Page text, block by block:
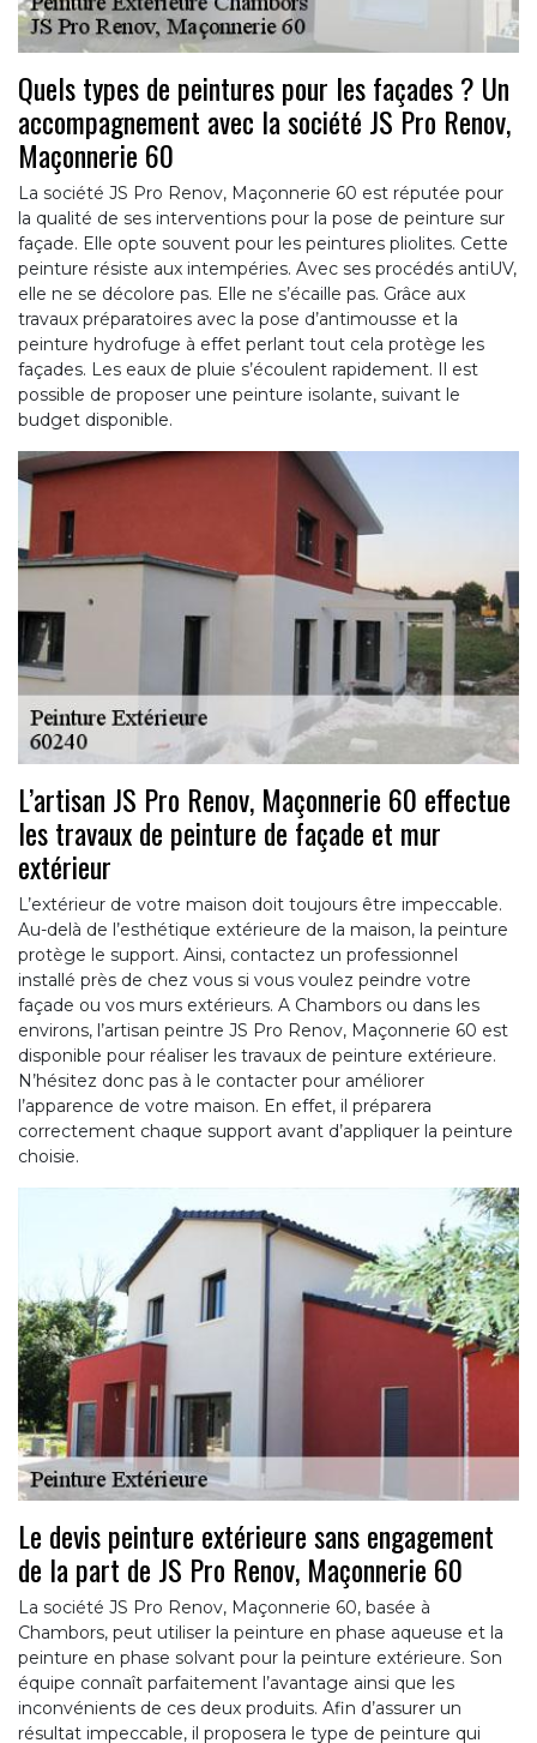
Quels types de peintures pour les façades ? Un
accompagnement avec la société JS Pro Renov,
Maçonnerie 60
La société JS Pro Renov, Maçonnerie 60 est réputée pour
la qualité de ses interventions pour la pose de peinture sur
façade. Elle opte souvent pour les peintures pliolites. Cette
peinture résiste aux intempéries. Avec ses procédés antiUV,
elle ne se décolore pas. Elle ne s’écaille pas. Grâce aux
travaux préparatoires avec la pose d’antimousse et la
peinture hydrofuge à effet perlant tout cela protège les
façades. Les eaux de pluie s’écoulent rapidement. Il est
possible de proposer une peinture isolante, suivant le
budget disponible.
L’artisan JS Pro Renov, Maçonnerie 60 effectue
les travaux de peinture de façade et mur
extérieur
L’extérieur de votre maison doit toujours être impeccable.
Au-delà de l’esthétique extérieure de la maison, la peinture
protège le support. Ainsi, contactez un professionnel
installé près de chez vous si vous voulez peindre votre
façade ou vos murs extérieurs. A Chambors ou dans les
environs, l’artisan peintre JS Pro Renov, Maçonnerie 60 est
disponible pour réaliser les travaux de peinture extérieure.
N’hésitez donc pas à le contacter pour améliorer
l’apparence de votre maison. En effet, il préparera
correctement chaque support avant d’appliquer la peinture
choisie.
Le devis peinture extérieure sans engagement
de la part de JS Pro Renov, Maçonnerie 60
La société JS Pro Renov, Maçonnerie 60, basée à
Chambors, peut utiliser la peinture en phase aqueuse et la
peinture en phase solvant pour la peinture extérieure. Son
équipe connaît parfaitement l’avantage ainsi que les
inconvénients de ces deux produits. Afin d’assurer un
résultat impeccable, il proposera le type de peinture qui